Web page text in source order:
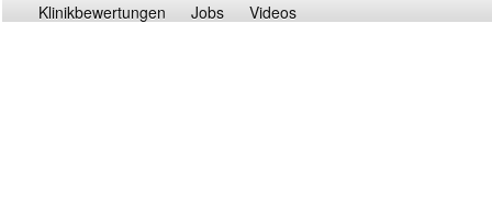
Klinikbewertungen Jobs Videos